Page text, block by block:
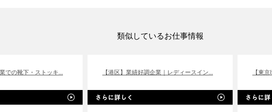
類似しているお仕事情報
での靴下・ストッキ... 【港区】業績好調企業｜レディースイン... 【東